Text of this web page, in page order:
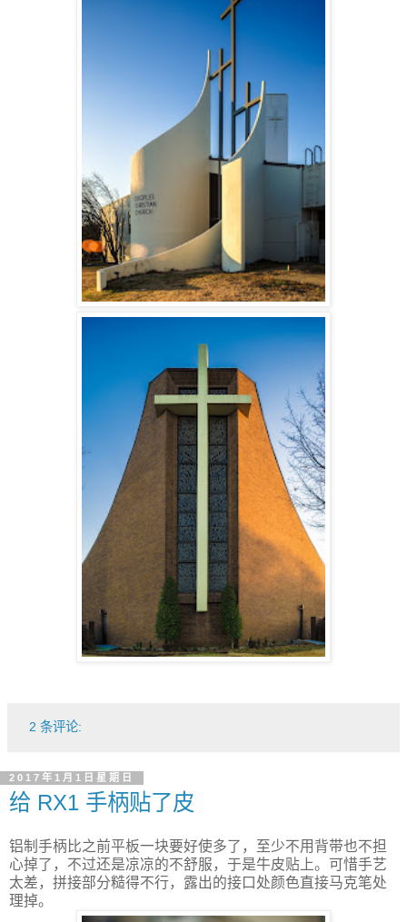
2 条评论:
2017年1月1日星期日
给 RX1 手柄贴了皮
铝制手柄比之前平板一块要好使多了，至少不用背带也不担
心掉了，不过还是凉凉的不舒服，于是牛皮贴上。可惜手艺
太差，拼接部分糙得不行，露出的接口处颜色直接马克笔处
理掉。